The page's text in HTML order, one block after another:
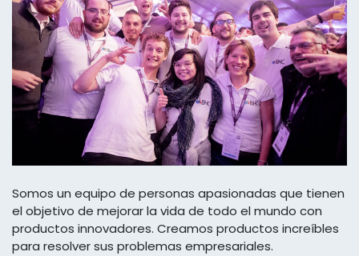
Somos un equipo de personas apasionadas que tienen
el objetivo de mejorar la vida de todo el mundo con
productos innovadores. Creamos productos increíbles
para resolver sus problemas empresariales.